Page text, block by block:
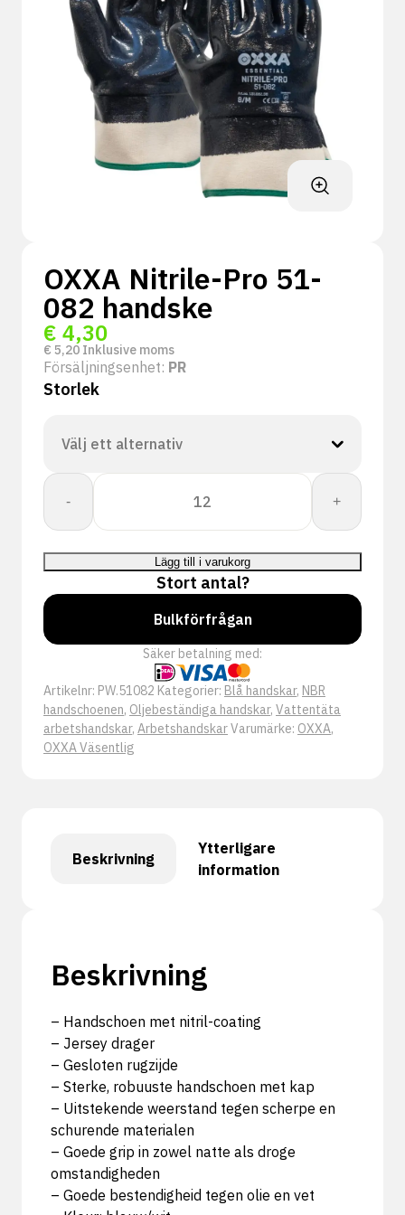
OXXA Nitrile-Pro 51-
082 handske
€ 4,30
€ 5,20 Inklusive moms
Försäljningsenhet: PR
Storlek
-
OXXA
Nitrile-
Pro
51-
082
handschoen
mängd
+
Lägg till i varukorg
Stort antal?
Bulkförfrågan
Säker betalning med:
Artikelnr: PW.51082 Kategorier: Blå handskar, NBR
handschoenen, Oljebeständiga handskar, Vattentäta
arbetshandskar, ArbetshandskarVarumärke: OXXA,
OXXA Väsentlig
Beskrivning
Ytterligare
information
Beskrivning
– Handschoen met nitril-coating
– Jersey drager
– Gesloten rugzijde
– Sterke, robuuste handschoen met kap
– Uitstekende weerstand tegen scherpe en
schurende materialen
– Goede grip in zowel natte als droge
omstandigheden
– Goede bestendigheid tegen olie en vet